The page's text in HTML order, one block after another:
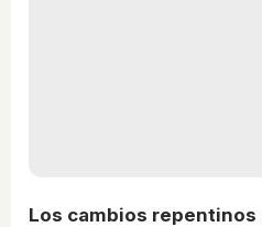
Los cambios repentinos